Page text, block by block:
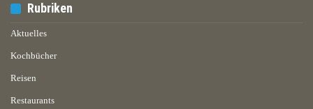
Rubriken
Aktuelles
Kochbücher
Reisen
Restaurants